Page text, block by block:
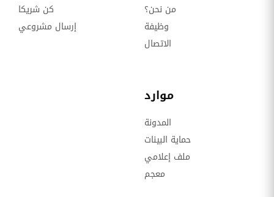
من نحن؟
وظيفة
الاتصال
كن شريكا
إرسال مشروعي
موارد
المدونة
حماية البينات
ملف إعلامي
معجم